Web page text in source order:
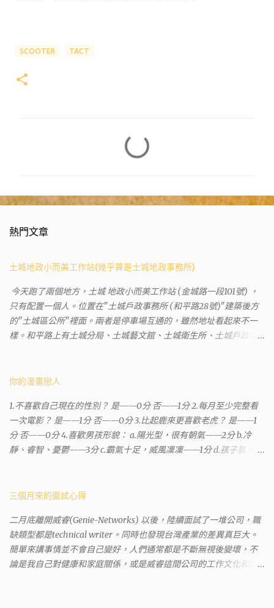
SCOOTER TACT
熱門文章
土城地政小而美工作站(幾乎算是土城地政事務所)
今天跑了兩個地方，土城 地政小而美工作站 (金城路一段101號) ，
只有配置一個人。位置在"土城戶政事務所 (和平路28號)"建築後方
的"土城區公所"裡面。兩者是停車場互通的，雖然地址看起來不一
樣。和平路上有土城分局、土城藝文館、土城衛生所、土城戶政事
沒有正式的地政事務所，只有地政小而美工作站 ，也已經能處理大
到以後還真嚇了一跳，這一看就有問題。要是我拿著那不被承認、
有問題的幽靈合約恐怕還調不到資源。但我不知道審判時法官會不
會去調閱這些資料。因為沒把握每個法官或檢察官都公正細心，在
案牘勞形中，會願意為了這種小人物受害案件去挖出更大的黑幕。
市板橋地政事務所 )去取得。不過實際到了現場發現還是需要法院的
件的租客。 在這過程中我覺得很像行走於沙漠的求生者，在一個小
綠洲受到指引要繼續往某個方向才能脫離沙漠。當我不幸受到詐騙
的時候，會覺得這社會真的很黑暗，到處都是敗類橫行卻沒有人願
意伸出援手。行政人員對於社會上充滿詐騙被害者也是義憤填膺，
你的漫畫戀人
1.不喜歡自己現在的性別？ 是——0分 否——1分 2.每月至少完整看
一次電影？ 是——1分 否——0分 3.比起鹿來更喜歡老虎？ 是——1
分 否——0分 4.喜歡男孩形貌： a.陽光型，很有朝氣——2分 b.冷
靜、睿智、憂鬱——3分 c.霸氣十足，威風凜凜——1分 d.孩子氣，十
——1分 6.希望戀人的姓氏： a.大眾化——1分 b.罕見，古色古香的複
活動喜歡參加： a.整場籃球比賽——1分 b.打一下午檯球——3分 c.正
式的舞會——4分 d.猜謎或搶答——2分 8.橡皮與立可白，更常用：
橡皮——1分 立可白——0分 9.喜歡下列哪一種顏色搭配： a.紅加黑
——1分 b.金加銀——2分 c.粉加白——4分 d.粉加灰——3分 10.有多
三個月來的面試心得
二月底離開威睿(Genie-Networks) 以後，陸續面試了一堆公司，職
缺類型都是technical writer。同時也發現台灣產業的差異真巨大。
簡單來講事情並不會自己變好，人們通常都是不斷無視後變壞，不
論是我自己對健康和家庭關係，或是威睿這間公司的工作文化和環